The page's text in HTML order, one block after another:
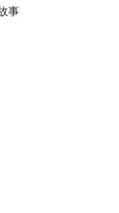
事